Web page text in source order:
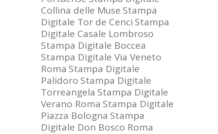
Collina delle Muse Stampa
Digitale Tor de Cenci Stampa
Digitale Casale Lombroso
Stampa Digitale Boccea
Stampa Digitale Via Veneto
Roma Stampa Digitale
Palidoro Stampa Digitale
Torreangela Stampa Digitale
Verano Roma Stampa Digitale
Piazza Bologna Stampa
Digitale Don Bosco Roma